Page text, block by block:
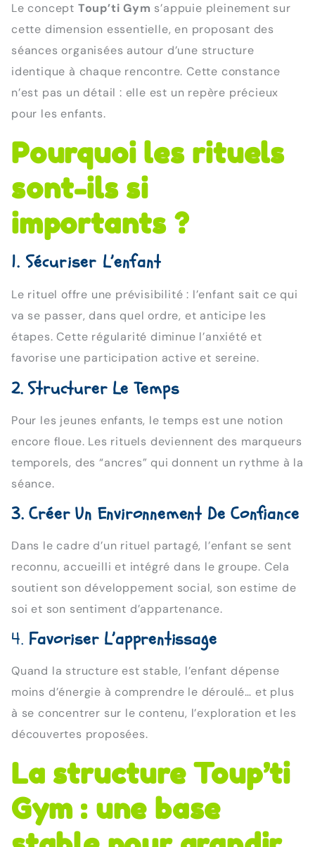
Le concept Toup’ti Gym s’appuie pleinement sur
cette dimension essentielle, en proposant des
séances organisées autour d’une structure
identique à chaque rencontre. Cette constance
n’est pas un détail : elle est un repère précieux
pour les enfants.
Pourquoi les rituels
sont-ils si
importants ?
1. Sécuriser L’enfant
Le rituel offre une prévisibilité : l’enfant sait ce qui
va se passer, dans quel ordre, et anticipe les
étapes. Cette régularité diminue l’anxiété et
favorise une participation active et sereine.
2. Structurer Le Temps
Pour les jeunes enfants, le temps est une notion
encore floue. Les rituels deviennent des marqueurs
temporels, des “ancres” qui donnent un rythme à la
séance.
3. Créer Un Environnement De Confiance
Dans le cadre d’un rituel partagé, l’enfant se sent
reconnu, accueilli et intégré dans le groupe. Cela
soutient son développement social, son estime de
soi et son sentiment d’appartenance.
4. Favoriser L’apprentissage
Quand la structure est stable, l’enfant dépense
moins d’énergie à comprendre le déroulé… et plus
à se concentrer sur le contenu, l’exploration et les
découvertes proposées.
La structure Toup’ti
Gym : une base